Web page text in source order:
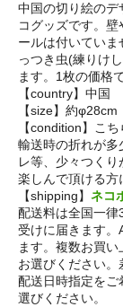
中国の切り絵のデ
コグッズです。
ールは付いてい
っつき虫(練りけ
ます。1枚の価格
【country】中国
【size】約φ28cm
【condition】こ
輸送時の折れが多
レ等、少々つく
楽しんで頂ける方
【shipping】 ネコ
配送料は全国一律
受けに届きます。
ます。複数お買
お選びください。
配送日時指定をご
選びください。